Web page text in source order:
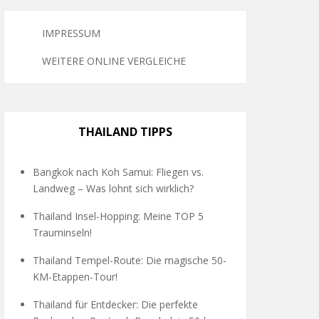
IMPRESSUM
WEITERE ONLINE VERGLEICHE
THAILAND TIPPS
Bangkok nach Koh Samui: Fliegen vs.
Landweg – Was lohnt sich wirklich?
Thailand Insel-Hopping: Meine TOP 5
Trauminseln!
Thailand Tempel-Route: Die magische 50-
KM-Etappen-Tour!
Thailand für Entdecker: Die perfekte